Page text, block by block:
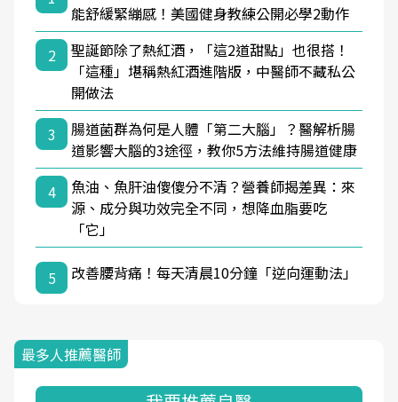
能舒緩緊繃感！美國健身教練公開必學2動作
2
聖誕節除了熱紅酒，「這2道甜點」也很搭！
「這種」堪稱熱紅酒進階版，中醫師不藏私公
開做法
3
腸道菌群為何是人體「第二大腦」？醫解析腸
道影響大腦的3途徑，教你5方法維持腸道健康
4
魚油、魚肝油傻傻分不清？營養師揭差異：來
源、成分與功效完全不同，想降血脂要吃
「它」
5 改善腰背痛！每天清晨10分鐘「逆向運動法」
最多人推薦醫師